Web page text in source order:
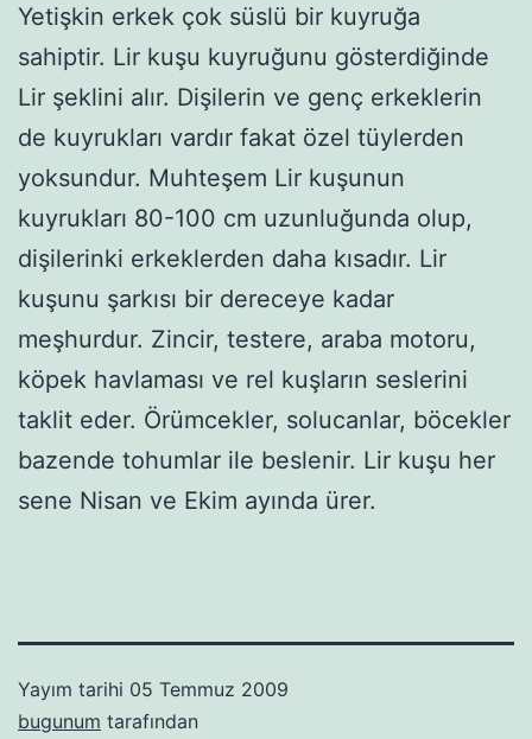
Yetişkin erkek çok süslü bir kuyruğa
sahiptir. Lir kuşu kuyruğunu gösterdiğinde
Lir şeklini alır. Dişilerin ve genç erkeklerin
de kuyrukları vardır fakat özel tüylerden
yoksundur. Muhteşem Lir kuşunun
kuyrukları 80-100 cm uzunluğunda olup,
dişilerinki erkeklerden daha kısadır. Lir
kuşunu şarkısı bir dereceye kadar
meşhurdur. Zincir, testere, araba motoru,
köpek havlaması ve rel kuşların seslerini
taklit eder. Örümcekler, solucanlar, böcekler
bazende tohumlar ile beslenir. Lir kuşu her
sene Nisan ve Ekim ayında ürer.
Yayım tarihi 05 Temmuz 2009
bugunum tarafından